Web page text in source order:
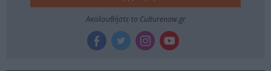
Ακολουθήστε το Culturenow.gr